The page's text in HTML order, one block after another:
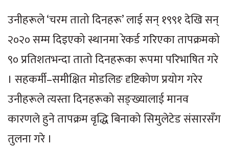
उनीहरूले ‘चरम तातो दिनहरू’ लाई सन् १९९१ देखि सन्
२०२० सम्म दिइएको स्थानमा रेकर्ड गरिएका तापक्रमको
९० प्रतिशतभन्दा तातो दिनहरूका रूपमा परिभाषित गरे
। सहकर्मी–समीक्षित मोडलिङ दृष्टिकोण प्रयोग गरेर
उनीहरूले त्यस्ता दिनहरूको सङ्ख्यालाई मानव
कारणले हुने तापक्रम वृद्धि बिनाको सिमुलेटेड संसारसँग
तुलना गरे ।